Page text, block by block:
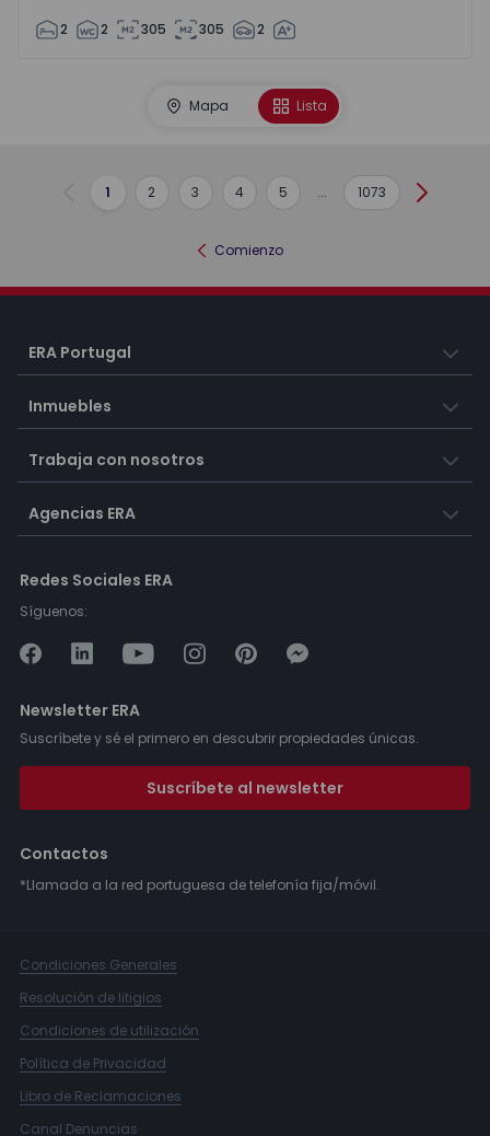
2 2 305 305 2
Mapa Lista
Anterior
1 2 3 4 5 ... 1073
Comienzo
ERA Portugal
Inmuebles
Trabaja con nosotros
Agencias ERA
Redes Sociales ERA
Síguenos:
Newsletter ERA
Suscríbete y sé el primero en descubrir propiedades únicas.
Suscríbete al newsletter
Contactos
*Llamada a la red portuguesa de telefonía fija/móvil.
Condiciones Generales
Resolución de litigios
Condiciones de utilización
Política de Privacidad
Libro de Reclamaciones
Canal Denuncias